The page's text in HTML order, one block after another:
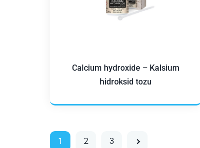
Calcium hydroxide – Kalsium
hidroksid tozu
1 2 3